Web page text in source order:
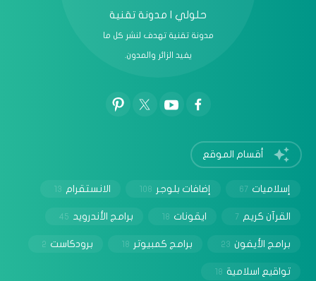
حلولي | مدونة تقنية
مدونة تقنية تهدف لنشر كل ما
يفيد الزائر والمدون.
أقسام الموقع
إسلاميات 67 إضافات بلوجر 108 الانستقرام 13
القرآن كريم 7 ايقونات 18 برامج الأندرويد 45
برامج الأيفون 23 برامج كمبيوتر 18 برودكاست 2
تواقيع اسلامية 18